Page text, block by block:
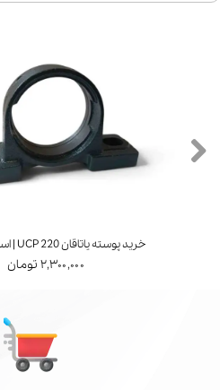
خرید پوسته یاتاقان UCP 220 | استعلام قیمت
۲,۳۰۰,۰۰۰ تومان